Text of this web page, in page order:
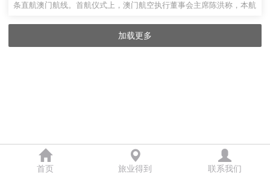
条直航澳门航线。首航仪式上，澳门航空执行董事会主席陈洪称，本航
加载更多
首页 旅业得到 联系我们